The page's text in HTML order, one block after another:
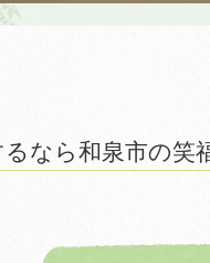
なら和泉市の笑